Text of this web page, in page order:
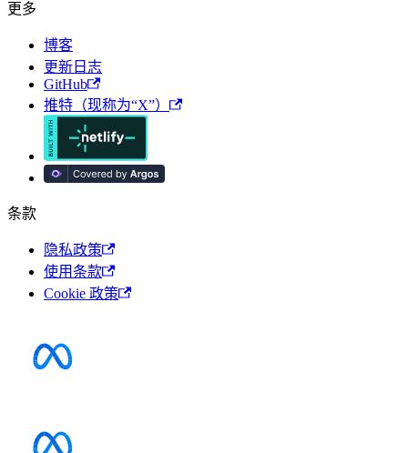
更多
博客
更新日志
GitHub
推特（现称为“X”）
条款
隐私政策
使用条款
Cookie 政策